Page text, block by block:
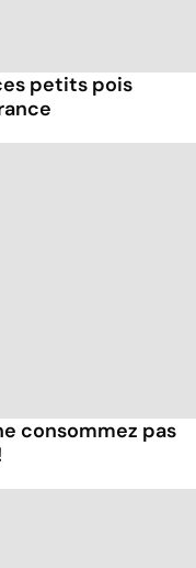
petits pois
consommez pas